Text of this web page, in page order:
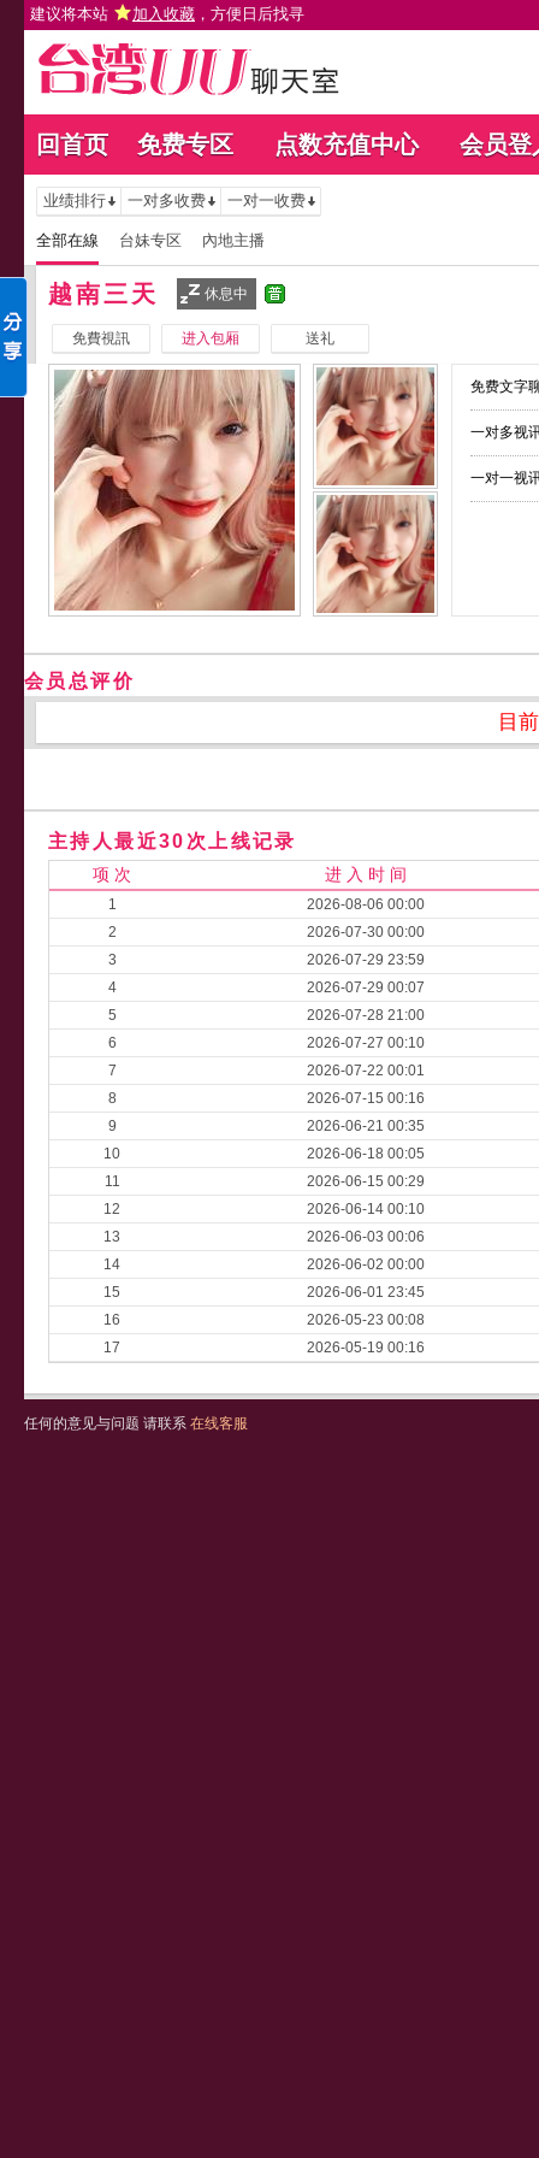
建议将本站 加入收藏 ，方便日后找寻
回首页 免费专区 点数充值中心 会员登
业绩排行 一对多收费 一对一收费
全部在線 台妹专区 內地主播
越南三天 休息中
免費視訊 进入包厢 送礼
免费文字
一对多视
一对一视
会员总评价
目
主持人最近30次上线记录
项 次 进 入 时 间
1
2026-08-06 00:00
2
2026-07-30 00:00
3
2026-07-29 23:59
4
2026-07-29 00:07
5
2026-07-28 21:00
6
2026-07-27 00:10
7
2026-07-22 00:01
8
2026-07-15 00:16
9
2026-06-21 00:35
10
2026-06-18 00:05
11
2026-06-15 00:29
12
2026-06-14 00:10
13
2026-06-03 00:06
14
2026-06-02 00:00
15
2026-06-01 23:45
16
2026-05-23 00:08
17
2026-05-19 00:16
任何的意见与问题 请联系 在线客服